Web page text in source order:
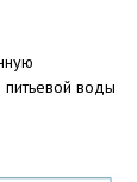
питьевой воды